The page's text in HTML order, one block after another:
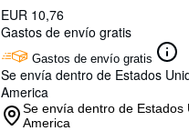
EUR 10,76
Gastos de envío gratis
Gastos de envío gratis
Se envía dentro de Estados
America
Se envía dentro de Estados
America